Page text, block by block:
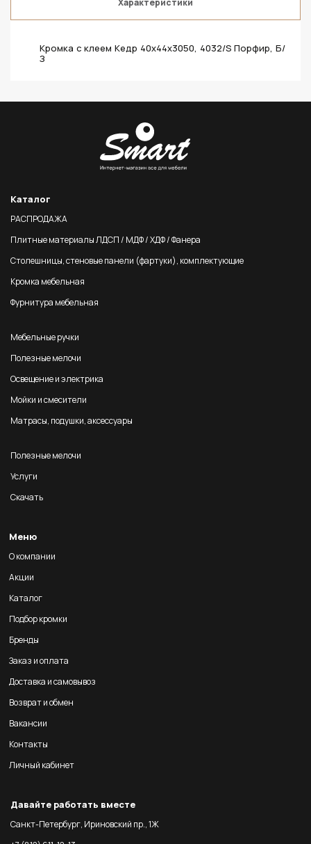
Характеристики
Кромка с клеем Кедр 40х44х3050, 4032/S Порфир, Б/
З
Каталог
РАСПРОДАЖА
Плитные материалы ЛДСП / МДФ / ХДФ / Фанера
Столешницы, стеновые панели (фартуки), комплектующие
Кромка мебельная
Фурнитура мебельная
Мебельные ручки
Полезные мелочи
Освещение и электрика
Мойки и смесители
Матрасы, подушки, аксессуары
Полезные мелочи
Услуги
Скачать
Меню
О компании
Акции
Каталог
Подбор кромки
Бренды
Заказ и оплата
Доставка и самовывоз
Возврат и обмен
Вакансии
Контакты
Личный кабинет
Давайте работать вместе
Санкт-Петербург, Ириновский пр., 1Ж